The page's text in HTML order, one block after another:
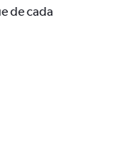
de cada